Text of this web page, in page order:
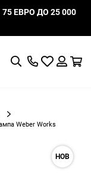
ЕВРО ДО 25 000
ТърсенеМоят
Weber Works
НОВ